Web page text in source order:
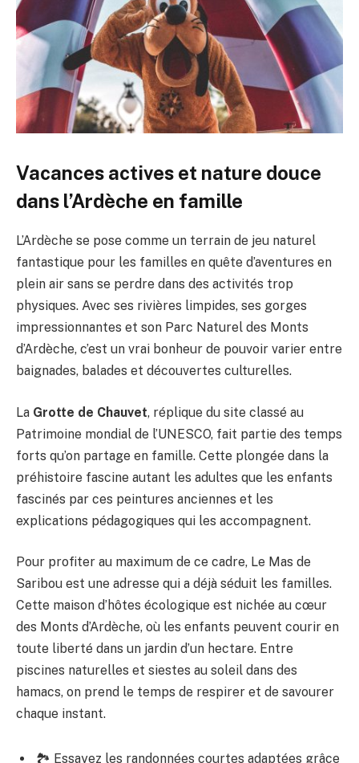
Vacances actives et nature douce
dans l’Ardèche en famille
L’Ardèche se pose comme un terrain de jeu naturel
fantastique pour les familles en quête d’aventures en
plein air sans se perdre dans des activités trop
physiques. Avec ses rivières limpides, ses gorges
impressionnantes et son Parc Naturel des Monts
d’Ardèche, c’est un vrai bonheur de pouvoir varier entre
baignades, balades et découvertes culturelles.
La Grotte de Chauvet, réplique du site classé au
Patrimoine mondial de l’UNESCO, fait partie des temps
forts qu’on partage en famille. Cette plongée dans la
préhistoire fascine autant les adultes que les enfants
fascinés par ces peintures anciennes et les
explications pédagogiques qui les accompagnent.
Pour profiter au maximum de ce cadre, Le Mas de
Saribou est une adresse qui a déjà séduit les familles.
Cette maison d’hôtes écologique est nichée au cœur
des Monts d’Ardèche, où les enfants peuvent courir en
toute liberté dans un jardin d’un hectare. Entre
piscines naturelles et siestes au soleil dans des
hamacs, on prend le temps de respirer et de savourer
chaque instant.
🏞️ Essayez les randonnées courtes adaptées grâce